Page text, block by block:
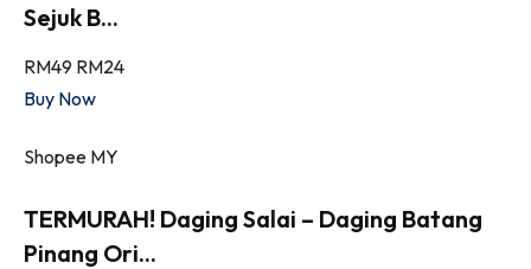
Sejuk B...
RM49 RM24
Buy Now
Shopee MY
TERMURAH! Daging Salai – Daging Batang
Pinang Ori...